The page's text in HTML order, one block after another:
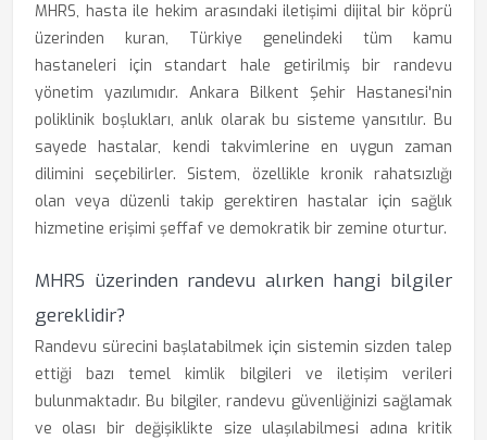
MHRS, hasta ile hekim arasındaki iletişimi dijital bir köprü
üzerinden kuran, Türkiye genelindeki tüm kamu
hastaneleri için standart hale getirilmiş bir randevu
yönetim yazılımıdır. Ankara Bilkent Şehir Hastanesi'nin
poliklinik boşlukları, anlık olarak bu sisteme yansıtılır. Bu
sayede hastalar, kendi takvimlerine en uygun zaman
dilimini seçebilirler. Sistem, özellikle kronik rahatsızlığı
olan veya düzenli takip gerektiren hastalar için sağlık
hizmetine erişimi şeffaf ve demokratik bir zemine oturtur.
MHRS üzerinden randevu alırken hangi bilgiler
gereklidir?
Randevu sürecini başlatabilmek için sistemin sizden talep
ettiği bazı temel kimlik bilgileri ve iletişim verileri
bulunmaktadır. Bu bilgiler, randevu güvenliğinizi sağlamak
ve olası bir değişiklikte size ulaşılabilmesi adına kritik